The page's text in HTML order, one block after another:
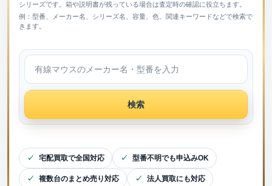
シリーズです。箱や説明書が残っている場合は査定時の確認に役立ちます。
例：型番、メーカー名、シリーズ名、容量、色、関連キーワードなどで検索で
きます。
検索
宅配買取で全国対応 型番不明でも申込みOK
複数台のまとめ売り対応 法人買取にも対応